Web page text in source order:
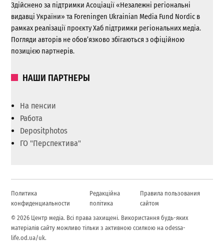
Здійснено за підтримки Асоціації «Незалежні регіональні
видавці України» та Foreningen Ukrainian Media Fund Nordic в
рамках реалізації проєкту Хаб підтримки регіональних медіа.
Погляди авторів не обов’язково збігаються з офіційною
позицією партнерів.
НАШИ ПАРТНЕРЫ
На пенсии
Работа
Depositphotos
ГО "Перспектива"
Политика
конфиденциальности
Редакційна
політика
Правила пользования
сайтом
© 2026 Центр медіа. Всі права захищені. Використання будь-яких
матеріалів сайту можливо тільки з активною ссилкою на odessa-
life.od.ua/uk.